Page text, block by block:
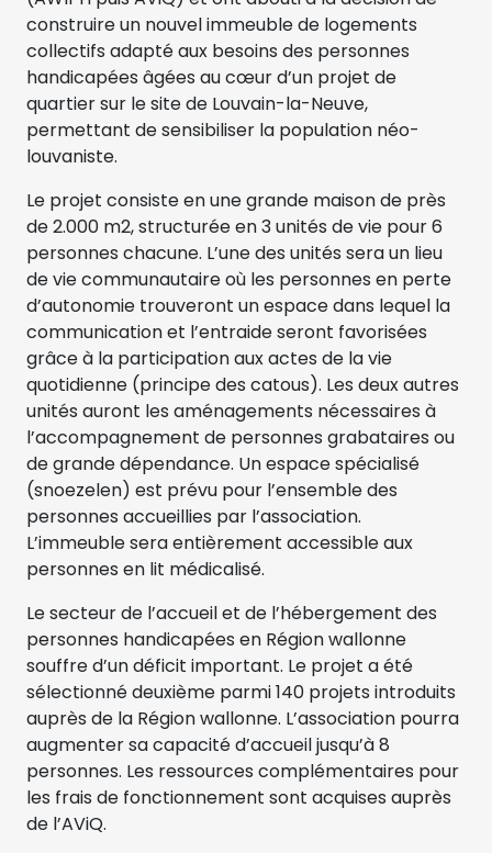
construire un nouvel immeuble de logements
collectifs adapté aux besoins des personnes
handicapées âgées au cœur d’un projet de
quartier sur le site de Louvain-la-Neuve,
permettant de sensibiliser la population néo-
louvaniste.
Le projet consiste en une grande maison de près
de 2.000 m2, structurée en 3 unités de vie pour 6
personnes chacune. L’une des unités sera un lieu
de vie communautaire où les personnes en perte
d’autonomie trouveront un espace dans lequel la
communication et l’entraide seront favorisées
grâce à la participation aux actes de la vie
quotidienne (principe des catous). Les deux autres
unités auront les aménagements nécessaires à
l’accompagnement de personnes grabataires ou
de grande dépendance. Un espace spécialisé
(snoezelen) est prévu pour l’ensemble des
personnes accueillies par l’association.
L’immeuble sera entièrement accessible aux
personnes en lit médicalisé.
Le secteur de l’accueil et de l’hébergement des
personnes handicapées en Région wallonne
souffre d’un déficit important. Le projet a été
sélectionné deuxième parmi 140 projets introduits
auprès de la Région wallonne. L’association pourra
augmenter sa capacité d’accueil jusqu’à 8
personnes. Les ressources complémentaires pour
les frais de fonctionnement sont acquises auprès
de l’AViQ.